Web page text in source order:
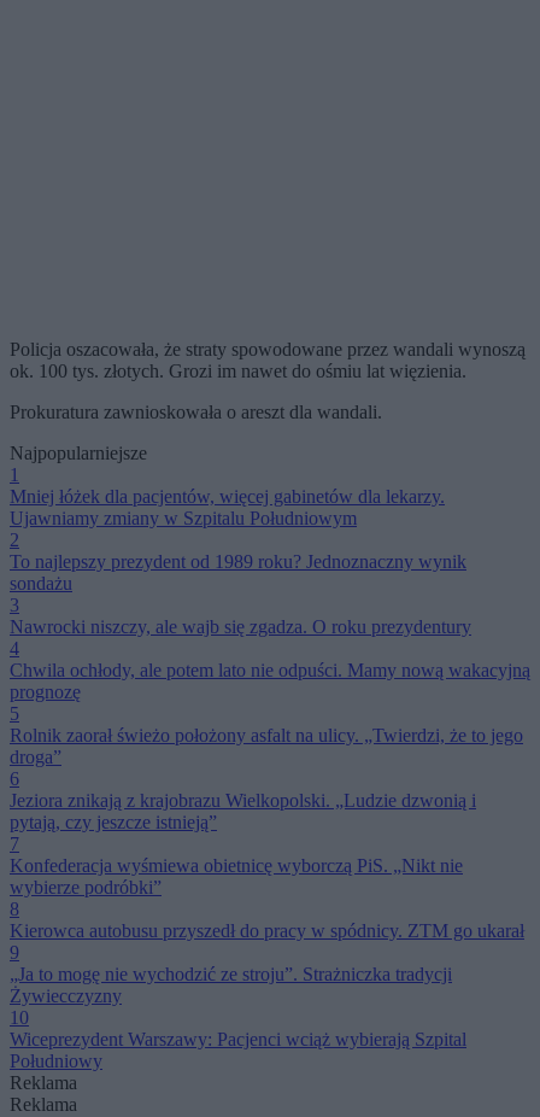
Policja oszacowała, że straty spowodowane przez wandali wynoszą
ok. 100 tys. złotych. Grozi im nawet do ośmiu lat więzienia.
Prokuratura zawnioskowała o areszt dla wandali.
Najpopularniejsze
1
Mniej łóżek dla pacjentów, więcej gabinetów dla lekarzy.
Ujawniamy zmiany w Szpitalu Południowym
2
To najlepszy prezydent od 1989 roku? Jednoznaczny wynik
sondażu
3
Nawrocki niszczy, ale wajb się zgadza. O roku prezydentury
4
Chwila ochłody, ale potem lato nie odpuści. Mamy nową wakacyjną
prognozę
5
Rolnik zaorał świeżo położony asfalt na ulicy. „Twierdzi, że to jego
droga”
6
Jeziora znikają z krajobrazu Wielkopolski. „Ludzie dzwonią i
pytają, czy jeszcze istnieją”
7
Konfederacja wyśmiewa obietnicę wyborczą PiS. „Nikt nie
wybierze podróbki”
8
Kierowca autobusu przyszedł do pracy w spódnicy. ZTM go ukarał
9
„Ja to mogę nie wychodzić ze stroju”. Strażniczka tradycji
Żywiecczyzny
10
Wiceprezydent Warszawy: Pacjenci wciąż wybierają Szpital
Południowy
Reklama
Reklama